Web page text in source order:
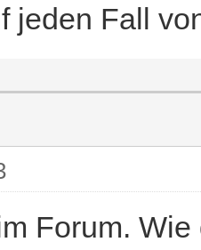
jeden Fall
Forum.